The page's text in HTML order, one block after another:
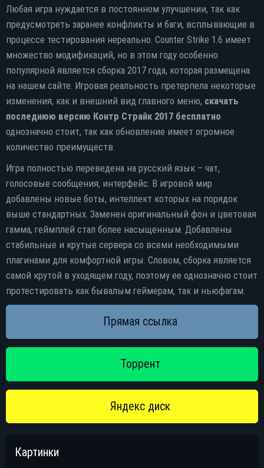
Любая игра нуждается в постоянном улучшении, так как
предусмотреть заранее конфликты и баги, всплывающие в
процессе тестирования нереально. Counter Strike 1.6 имеет
множество модификаций, но в этом году особенно
популярной является сборка 2017 года, которая размещена
на нашем сайте. Игровая реальность претерпела некоторые
изменения, как и внешний вид главного меню, cкачать
последнюю версию Контр Страйк 2017 бесплатно
однозначно стоит, так как обновление имеет огромное
количество преимуществ.
Игра полностью переведена на русский язык – чат,
голосовые сообщения, интерфейс. В игровой мир
добавлены новые боты, интеллект которых на порядок
выше стандартных. Заменен оригинальный фон и цветовая
гамма, геймплей стал более насыщенным. Добавлены
стабильные и крутые сервера со всеми необходимыми
плагинами для комфортной игры. Словом, сборка является
самой крутой в уходящем году, поэтому ее однозначно стоит
протестировать как бывалым геймерам, так и ньюфагам.
Картинки
Прямая ссылка
Торрент
Яндекс диск